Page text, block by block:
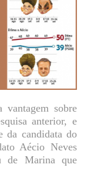
vantagem sobre
anterior, e
da candidata do
Aécio Neves
de Marina que